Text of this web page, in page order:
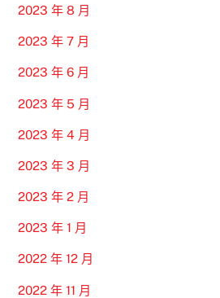
2023 年 8 月
2023 年 7 月
2023 年 6 月
2023 年 5 月
2023 年 4 月
2023 年 3 月
2023 年 2 月
2023 年 1 月
2022 年 12 月
2022 年 11 月